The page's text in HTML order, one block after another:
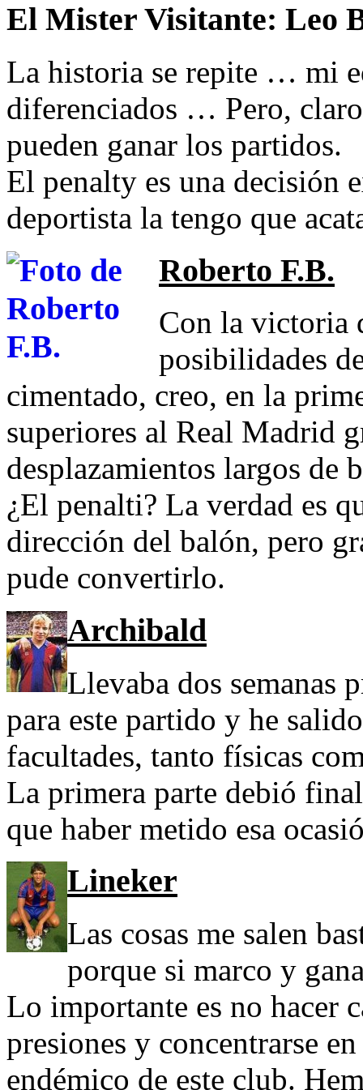
El Mister Visitante: Leo
La historia se repite … mi
diferenciados … Pero,
pueden ganar los partidos.
El penalty es una decisión
deportista la tengo que
Roberto F.B.
Con la victoria
posibilidades
cimentado, creo, en la
superiores al Real Madrid
desplazamientos largos de
¿El penalti? La verdad es
dirección del balón, pero
pude convertirlo.
Archibald
Llevaba dos semanas
para este partido y he
facultades, tanto físicas
La primera parte debió
que haber metido esa
Lineker
Las cosas me salen
porque si marco y
Lo importante es no hacer
presiones y concentrarse
endémico de este club.